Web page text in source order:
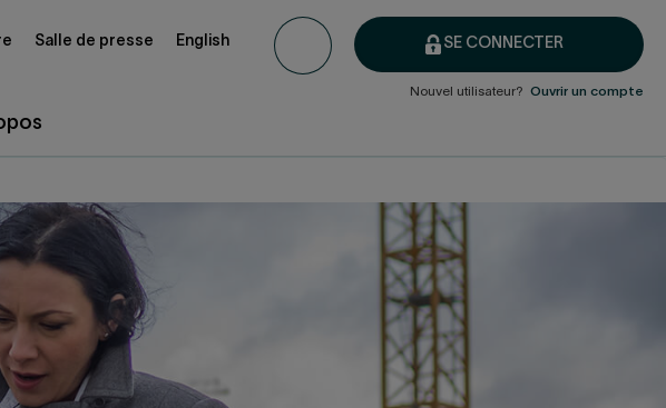
SE CONNECTER
Nouvel utilisateur? Ouvrir un compte
Salle de presse English